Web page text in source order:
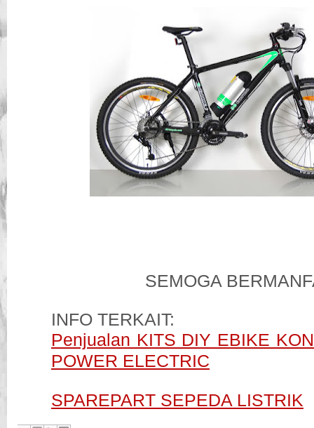
SEMOGA
INFO TERKAIT:
Penjualan KITS DIY EBIKE
POWER ELECTRIC
SPAREPART SEPEDA LISTRIK